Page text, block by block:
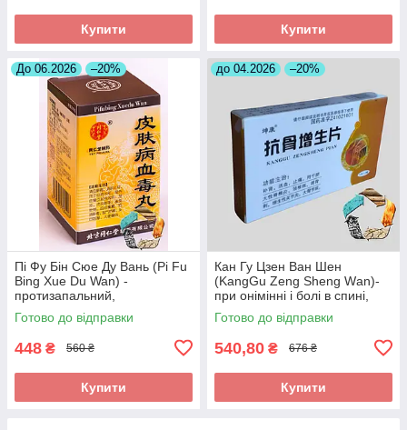
Купити Купити
До 06.2026 –20%
Пі Фу Бін Сюе Ду Вань (Pi Fu
Bing Xue Du Wan) -
протизапальний,
протиалергічний,
протисвербіжний,
Готово до відправки
448 ₴ 560 ₴
Купити
до 04.2026 –20%
Кан Гу Цзен Ван Шен
(KangGu Zeng Sheng Wаn)-
при онімінні і болі в спині,
остеохондрозі, радикуліті,
протрузії
Готово до відправки
540,80 ₴ 676 ₴
Купити